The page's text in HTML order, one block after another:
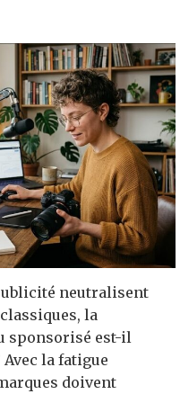
neutralisent
la
sponsorisé est-il
la fatigue
doivent